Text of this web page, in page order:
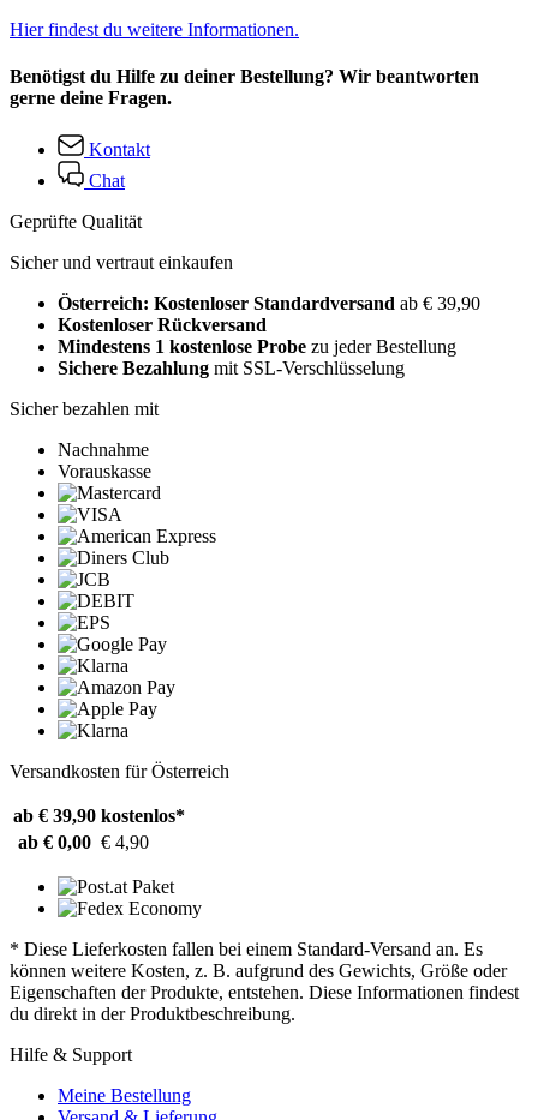
Hier findest du weitere Informationen.
Benötigst du Hilfe zu deiner Bestellung? Wir beantworten
gerne deine Fragen.
Kontakt
Chat
Geprüfte Qualität
Sicher und vertraut einkaufen
Österreich: Kostenloser Standardversand ab € 39,90
Kostenloser Rückversand
Mindestens 1 kostenlose Probe zu jeder Bestellung
Sichere Bezahlung mit SSL-Verschlüsselung
Sicher bezahlen mit
Nachnahme
Vorauskasse
Versandkosten für Österreich
ab € 39,90 kostenlos*
ab € 0,00 € 4,90
* Diese Lieferkosten fallen bei einem Standard-Versand an. Es
können weitere Kosten, z. B. aufgrund des Gewichts, Größe oder
Eigenschaften der Produkte, entstehen. Diese Informationen findest
du direkt in der Produktbeschreibung.
Hilfe & Support
Meine Bestellung